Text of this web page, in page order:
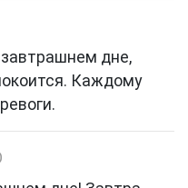
завтрашнем дне,
Каждому